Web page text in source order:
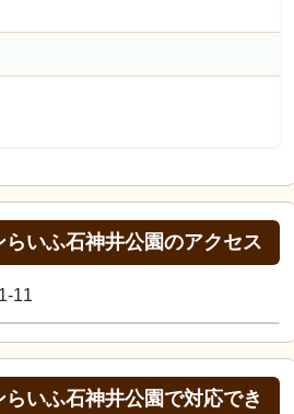
いふ石神井公園のアクセス
11
いふ石神井公園で対応でき